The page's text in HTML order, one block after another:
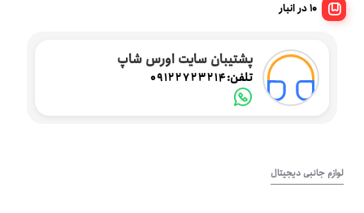
10 در انبار
پشتیبان سایت اورس شاپ
تلفن:09122723214
لوازم جانبی دیجیتال